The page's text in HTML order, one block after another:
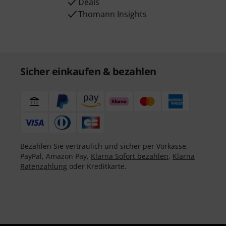
Thomann Insights
Sicher einkaufen & bezahlen
Bezahlen Sie vertraulich und sicher per Vorkasse,
PayPal, Amazon Pay, Klarna Sofort bezahlen, Klarna
Ratenzahlung oder Kreditkarte.